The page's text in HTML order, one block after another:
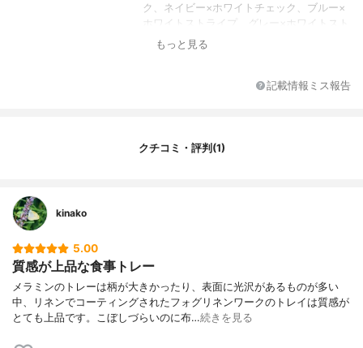
ク、ネイビー×ホワイトチェック、ブルー×
ホワイトストライプ、グレー×ホワイトスト
ライプ、グレーストライプ、ベン、ネイビ
もっと見る
記載情報ミス報告
クチコミ・評判(1)
kinako
5.00
質感が上品な食事トレー
メラミンのトレーは柄が大きかったり、表面に光沢があるものが多い
中、リネンでコーティングされたフォグリネンワークのトレイは質感が
とても上品です。こぼしづらいのに布…続きを見る